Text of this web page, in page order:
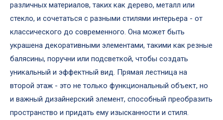
различных материалов, таких как дерево, металл или
стекло, и сочетаться с разными стилями интерьера - от
классического до современного. Она может быть
украшена декоративными элементами, такими как резные
балясины, поручни или подсветкой, чтобы создать
уникальный и эффектный вид. Прямая лестница на
второй этаж - это не только функциональный объект, но
и важный дизайнерский элемент, способный преобразить
пространство и придать ему изысканности и стиля.